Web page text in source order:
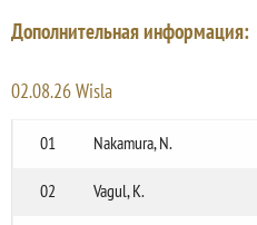
Дополнительная информация:
02.08.26 Wisla
01
Nakamura, N.
02 Vagul, K.